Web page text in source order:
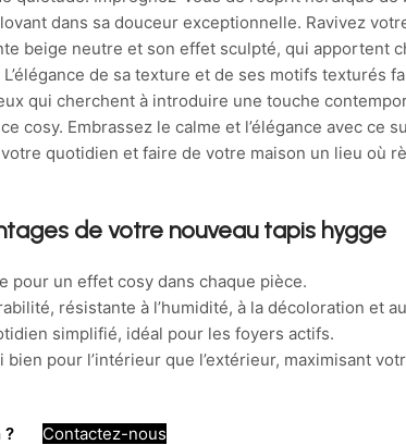
dans sa douceur exceptionnelle. Ravivez
beige neutre et son effet sculpté, qui apportent
de sa texture et de ses motifs texturés
qui cherchent à introduire une touche
cosy. Embrassez le calme et l’élégance avec ce
quotidien et faire de votre maison un lieu où
de votre nouveau tapis hygge
pour un effet cosy dans chaque pièce.
résistante à l’humidité, à la décoloration et
simplifié, idéal pour les foyers actifs.
pour l’intérieur que l’extérieur, maximisant
? Contactez-nous